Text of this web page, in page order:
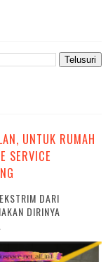
UNTUK RUMAH
SERVICE
DARI
DIRINYA